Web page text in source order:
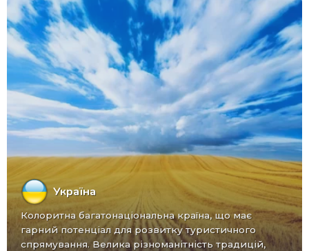
Україна
Колоритна багатонаціональна країна, що має
гарний потенціал для розвитку туристичного
спрямування. Велика різноманітність традицій,